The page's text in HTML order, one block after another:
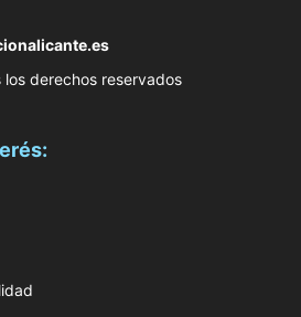
derechos reservados